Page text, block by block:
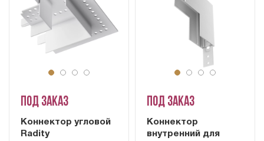
Под заказ
Коннектор угловой
Radity
Под заказ
Коннектор
внутренний для